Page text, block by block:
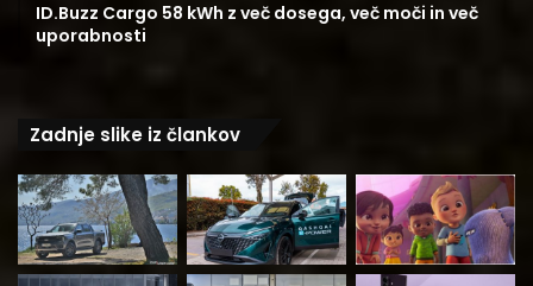
ID.Buzz Cargo 58 kWh z več dosega, več moči in več
uporabnosti
Zadnje slike iz člankov